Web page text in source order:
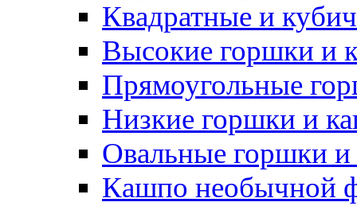
Квадратные и
Высокие горшки и
Прямоугольные
Низкие горшки и
Овальные горшки
Кашпо необычной